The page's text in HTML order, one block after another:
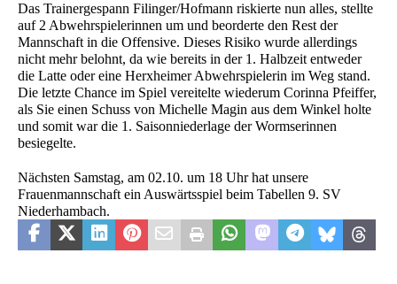
Das Trainergespann Filinger/Hofmann riskierte nun alles, stellte
auf 2 Abwehrspielerinnen um und beorderte den Rest der
Mannschaft in die Offensive. Dieses Risiko wurde allerdings
nicht mehr belohnt, da wie bereits in der 1. Halbzeit entweder
die Latte oder eine Herxheimer Abwehrspielerin im Weg stand.
Die letzte Chance im Spiel vereitelte wiederum Corinna Pfeiffer,
als Sie einen Schuss von Michelle Magin aus dem Winkel holte
und somit war die 1. Saisonniederlage der Wormserinnen
besiegelte.
Nächsten Samstag, am 02.10. um 18 Uhr hat unsere
Frauenmannschaft ein Auswärtsspiel beim Tabellen 9. SV
Niederhambach.